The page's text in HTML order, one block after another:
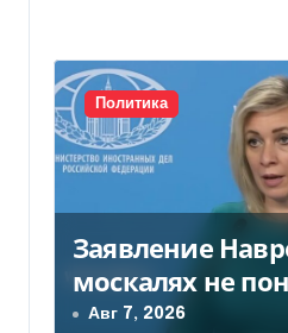
и
с
я
м
Политика
Заявление
москалях не
— видео
Авг 7, 2026